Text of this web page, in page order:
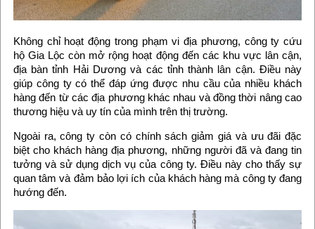
Không chỉ hoạt động trong phạm vi địa phương, công ty cứu
hộ Gia Lộc còn mở rộng hoạt động đến các khu vực lân cận,
địa bàn tỉnh Hải Dương và các tỉnh thành lân cận. Điều này
giúp công ty có thể đáp ứng được nhu cầu của nhiều khách
hàng đến từ các địa phương khác nhau và đồng thời nâng cao
thương hiệu và uy tín của mình trên thị trường.
Ngoài ra, công ty còn có chính sách giảm giá và ưu đãi đặc
biệt cho khách hàng địa phương, những người đã và đang tin
tưởng và sử dụng dịch vụ của công ty. Điều này cho thấy sự
quan tâm và đảm bảo lợi ích của khách hàng mà công ty đang
hướng đến.